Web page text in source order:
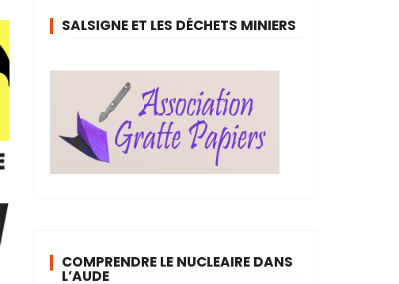
SALSIGNE ET LES DÉCHETS MINIERS
COMPRENDRE LE NUCLEAIRE DANS
L’AUDE